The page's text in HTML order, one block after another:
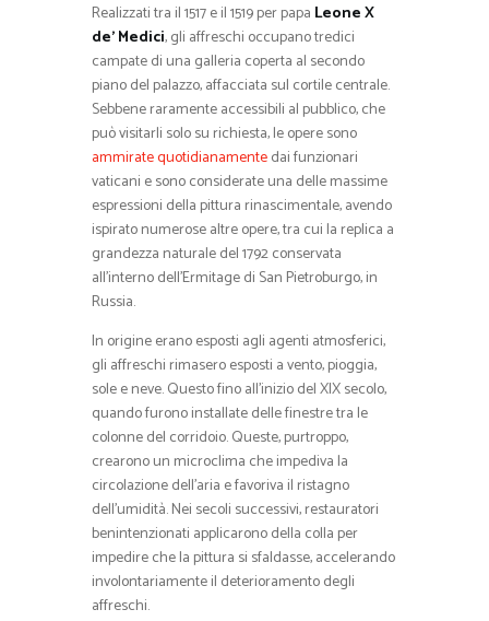
Realizzati tra il 1517 e il 1519 per papa Leone X
de’ Medici, gli affreschi occupano tredici
campate di una galleria coperta al secondo
piano del palazzo, affacciata sul cortile centrale.
Sebbene raramente accessibili al pubblico, che
può visitarli solo su richiesta, le opere sono
ammirate quotidianamentedai funzionari
vaticani e sono considerate una delle massime
espressioni della pittura rinascimentale, avendo
ispirato numerose altre opere, tra cui la replica a
grandezza naturale del 1792 conservata
all’interno dell’Ermitage di San Pietroburgo, in
Russia.
In origine erano esposti agli agenti atmosferici,
gli affreschi rimasero esposti a vento, pioggia,
sole e neve. Questo fino all’inizio del XIX secolo,
quando furono installate delle finestre tra le
colonne del corridoio. Queste, purtroppo,
crearono un microclima che impediva la
circolazione dell’aria e favoriva il ristagno
dell’umidità. Nei secoli successivi, restauratori
benintenzionati applicarono della colla per
impedire che la pittura si sfaldasse, accelerando
involontariamente il deterioramento degli
affreschi.